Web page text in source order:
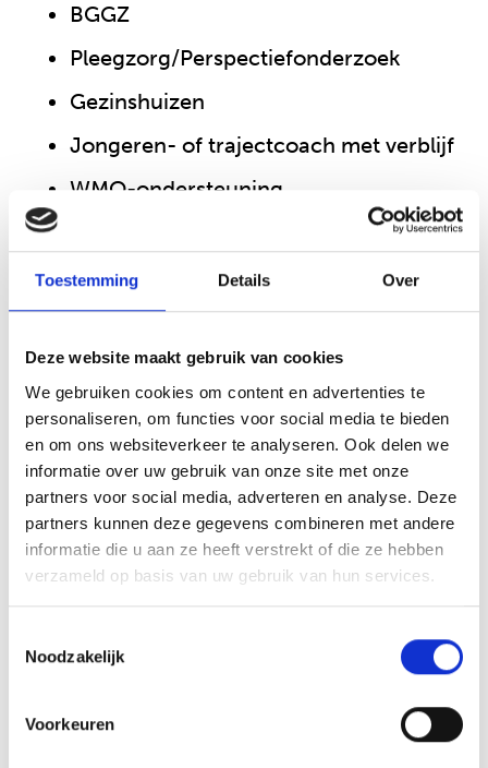
Toestemming Details Over
Deze website maakt gebruik van cookies
We gebruiken cookies om content en advertenties te
personaliseren, om functies voor social media te bieden
en om ons websiteverkeer te analyseren. Ook delen we
informatie over uw gebruik van onze site met onze
partners voor social media, adverteren en analyse. Deze
partners kunnen deze gegevens combineren met andere
informatie die u aan ze heeft verstrekt of die ze hebben
verzameld op basis van uw gebruik van hun services.
Noodzakelijk
Voorkeuren
BGGZ
Pleegzorg/Perspectiefonderzoek
Gezinshuizen
Jongeren- of trajectcoach met verblijf
WMO-ondersteuning
Ons aanmeldteam staat elke dag voor je
Stel je vraag direct
Ook hetKenniscentrum Kind en Scheiding
is actief in Rijswijk met spreekuren en
ondersteuning.
hoofdkantoor in Rijswijk: